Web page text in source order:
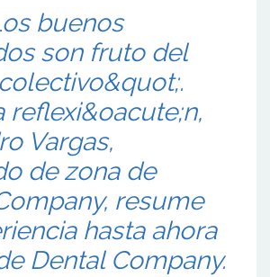
buenos
son fruto del
reflexi&oacute;n,
Vargas,
de zona de
resume
hasta ahora
Dental Company.